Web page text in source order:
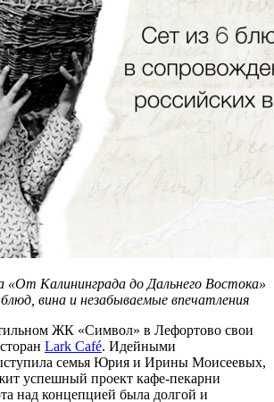
«От Калининграда до Дальнего Востока»
вина и незабываемые впечатления
ЖК «Символ» в Лефортово свои
Lark Café. Идейными
семья Юрия и Ирины Моисеевых,
успешный проект кафе-пекарни
над концепцией была долгой и